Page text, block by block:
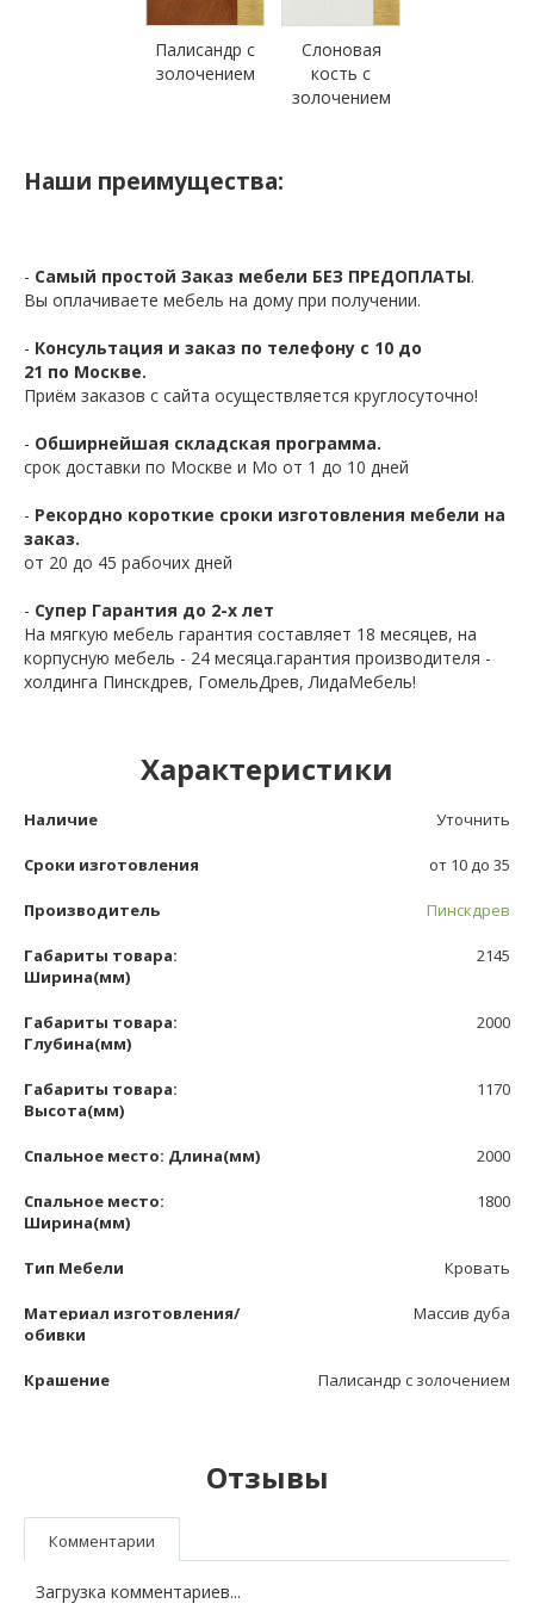
Палисандр с
золочением
Слоновая
кость с
золочением
Наши преимущества:
- Самый простой Заказ мебели БЕЗ ПРЕДОПЛАТЫ.
Вы оплачиваете мебель на дому при получении.
- Консультация и заказ по телефону с 10 до
21 по Москве.
Приём заказов с сайта осуществляется круглосуточно!
- Обширнейшая складская программа.
срок доставки по Москве и Мо от 1 до 10 дней
- Рекордно короткие сроки изготовления мебели на
заказ.
от 20 до 45 рабочих дней
- Супер Гарантия до 2-х лет
На мягкую мебель гарантия составляет 18 месяцев, на
корпусную мебель - 24 месяца.гарантия производителя -
холдинга Пинскдрев, ГомельДрев, ЛидаМебель!
Характеристики
Наличие Уточнить
Сроки изготовления от 10 до 35
Производитель Пинскдрев
Габариты товара:
Ширина(мм)
2145
Габариты товара:
Глубина(мм)
2000
Габариты товара:
Высота(мм)
1170
Спальное место: Длина(мм) 2000
Спальное место:
Ширина(мм)
1800
Тип Мебели Кровать
Материал изготовления/
обивки
Массив дуба
Крашение Палисандр с золочением
Отзывы
Комментарии
Загрузка комментариев...